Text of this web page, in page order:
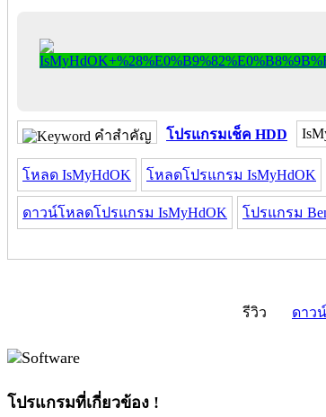
คำสำคัญ โปรแกรมเช็ค HDD
โหลด IsMyHdOK โหลดโปรแกรม IsMyHdOK
ดาวน์โหลดโปรแกรม IsMyHdOK โปรแกรม
รีวิว ดาว
โปรแกรมที่เกี่ยวข้อง !